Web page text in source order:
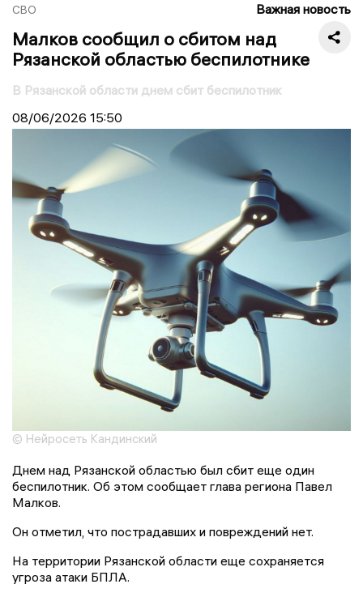
СВО Важная новость
Малков сообщил о сбитом над
Рязанской областью беспилотнике
В Рязанской области днем сбит беспилотник
08/06/2026 15:50
© Нейросеть Кандинский
Днем над Рязанской областью был сбит еще один
беспилотник. Об этом сообщает глава региона Павел
Малков.
Он отметил, что пострадавших и повреждений нет.
На территории Рязанской области еще сохраняется
угроза атаки БПЛА.